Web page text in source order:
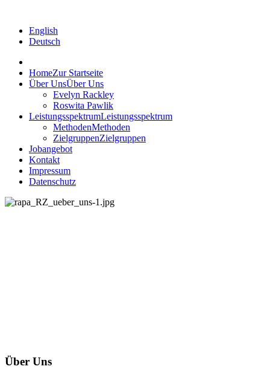
English
Deutsch
HomeZur Startseite
Über UnsÜber Uns
Evelyn Rackley
Roswita Pawlik
LeistungsspektrumLeistungsspektrum
MethodenMethoden
ZielgruppenZielgruppen
Jobangebot
Kontakt
Impressum
Datenschutz
Über Uns